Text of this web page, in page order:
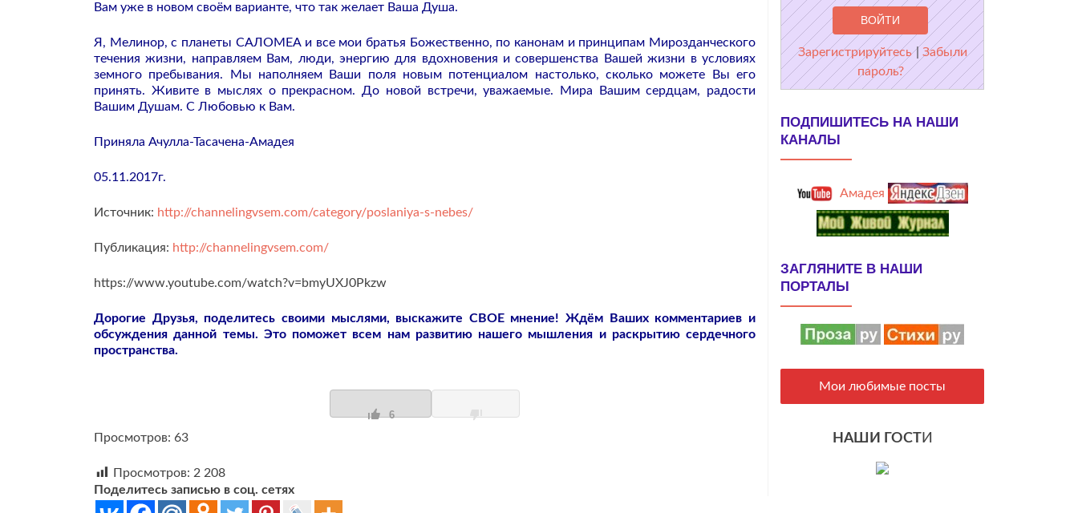
Вам уже в новом своём варианте, что так желает Ваша Душа.
Я, Мелинор, с планеты САЛОМЕА и все мои братья Божественно, по канонам и принципам Мирозданческого
течения жизни, направляем Вам, люди, энергию для вдохновения и совершенства Вашей жизни в условиях
земного пребывания. Мы наполняем Ваши поля новым потенциалом настолько, сколько можете Вы его
принять. Живите в мыслях о прекрасном. До новой встречи, уважаемые. Мира Вашим сердцам, радости
Вашим Душам. С Любовью к Вам.
Приняла Ачулла-Тасачена-Амадея
05.11.2017г.
Источник: http://channelingvsem.com/category/poslaniya-s-nebes/
Публикация: http://channelingvsem.com/
https://www.youtube.com/watch?v=bmyUXJ0Pkzw
Дорогие Друзья, поделитесь своими мыслями, выскажите СВОЕ мнение! Ждём Ваших комментариев и
обсуждения данной темы. Это поможет всем нам развитию нашего мышления и раскрытию сердечного
пространства.
6
Просмотров: 63
Просмотров: 2 208
Поделитесь записью в соц. сетях
Зарегистрируйтесь | Забыли
пароль?
ПОДПИШИТЕСЬ НА НАШИ
КАНАЛЫ
Амадея
ЗАГЛЯНИТЕ В НАШИ
ПОРТАЛЫ
Мои любимые посты
НАШИ ГОСТИ